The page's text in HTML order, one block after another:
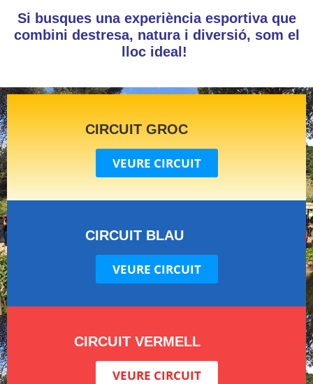
Si busques una experiència esportiva que
combini destresa, natura i diversió, som el
lloc ideal!
CIRCUIT GROC
VEURE CIRCUIT
CIRCUIT BLAU
VEURE CIRCUIT
CIRCUIT VERMELL
VEURE CIRCUIT